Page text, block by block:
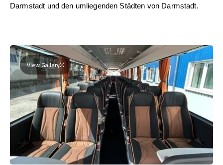
Darmstadt und den umliegenden Städten von Darmstadt.
View Gallery